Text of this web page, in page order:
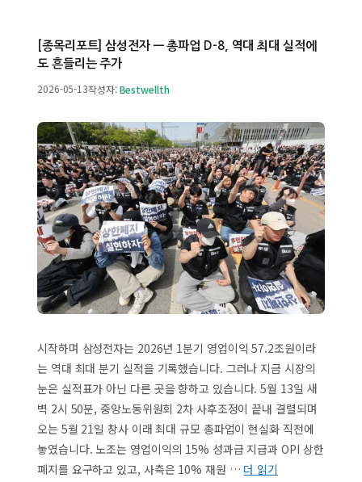
[종목리포트] 삼성전자 — 총파업 D-8, 역대 최대 실적에
도 흔들리는 주가
2026-05-13작성자:Bestwellth
시작하며 삼성전자는 2026년 1분기 영업이익 57.2조원이라
는 역대 최대 분기 실적을 기록했습니다. 그러나 지금 시장의
눈은 실적표가 아닌 다른 곳을 향하고 있습니다. 5월 13일 새
벽 2시 50분, 중앙노동위원회 2차 사후조정이 끝내 결렬되며
오는 5월 21일 창사 이래 최대 규모 총파업이 현실화 직전에
놓였습니다. 노조는 영업이익의 15% 성과급 지급과 OPI 상한
폐지를 요구하고 있고, 사측은 10% 재원 … 더 읽기